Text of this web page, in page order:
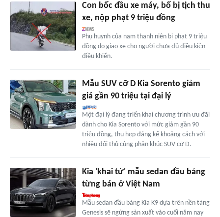
Con bốc đầu xe máy, bố bị tịch thu
xe, nộp phạt 9 triệu đồng
Phụ huynh của nam thanh niên bị phạt 9 triệu
đồng do giao xe cho người chưa đủ điều kiện
điều khiển.
Mẫu SUV cỡ D Kia Sorento giảm
giá gần 90 triệu tại đại lý
Một đại lý đang triển khai chương trình ưu đãi
dành cho Kia Sorento với mức giảm gần 90
triệu đồng, thu hẹp đáng kể khoảng cách với
nhiều đối thủ cùng phân khúc SUV cỡ D.
Kia 'khai tử' mẫu sedan đầu bảng
từng bán ở Việt Nam
Mẫu sedan đầu bảng Kia K9 dựa trên nền tảng
Genesis sẽ ngừng sản xuất vào cuối năm nay